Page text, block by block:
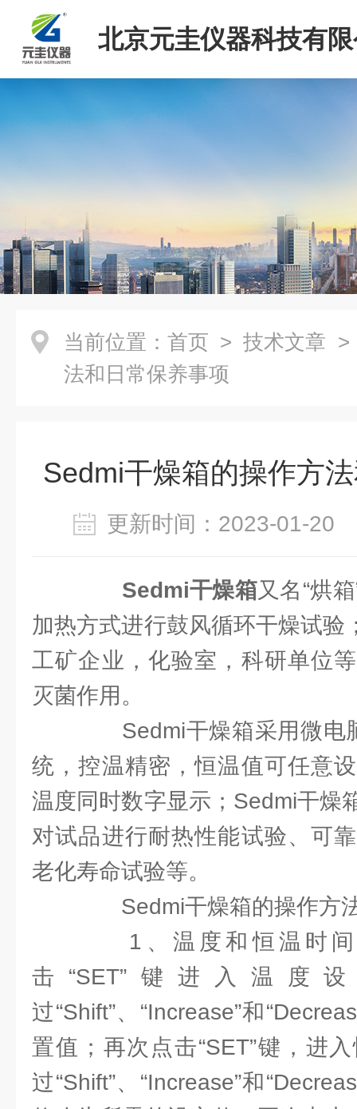
北京元圭仪器科技有
当前位置： 首页 > 技术文章 >
法和日常保养事项
Sedmi干燥箱的操作方
更新时间：2023-01-
Sedmi干燥箱又名“烘
加热方式进行鼓风循环干燥试验
工矿企业，化验室，科研单位
灭菌作用。
Sedmi干燥箱采用微电
统，控温精密，恒温值可任意
温度同时数字显示；Sedmi干燥
对试品进行耐热性能试验、可
老化寿命试验等。
Sedmi干燥箱的操作方
1、温度和恒温时间
击“SET”键进入温度
过“Shift”、“Increase”和
置值；再次点击“SET”键，进
过“Shift”、“Increase”和